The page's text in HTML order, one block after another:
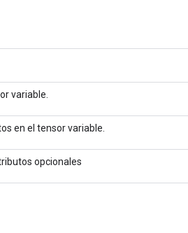
variable.
en el tensor variable.
opcionales